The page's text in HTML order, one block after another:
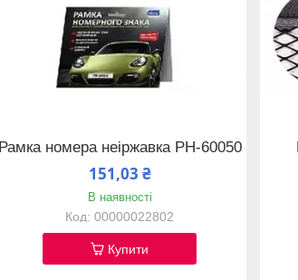
Рамка номера неіржавка РН-60050
151,03 ₴
В наявності
00000022802
Купити